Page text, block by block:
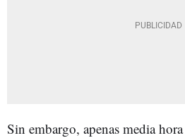
Sin embargo, apenas media